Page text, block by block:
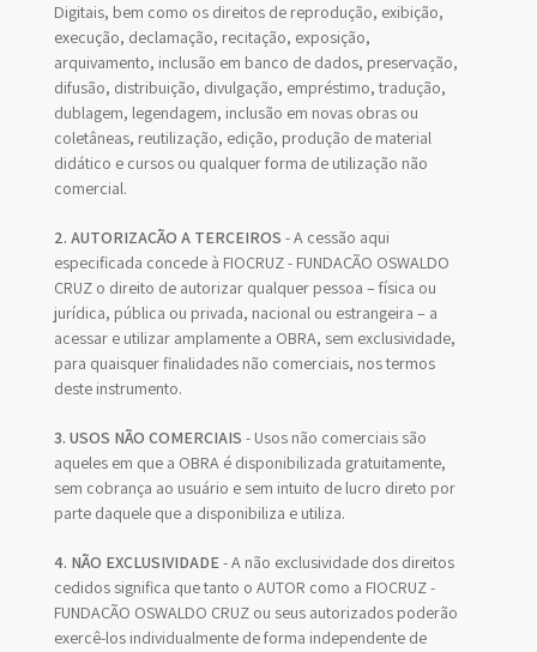
Digitais, bem como os direitos de reprodução, exibição,
execução, declamação, recitação, exposição,
arquivamento, inclusão em banco de dados, preservação,
difusão, distribuição, divulgação, empréstimo, tradução,
dublagem, legendagem, inclusão em novas obras ou
coletâneas, reutilização, edição, produção de material
didático e cursos ou qualquer forma de utilização não
comercial.
2. AUTORIZAÇÃO A TERCEIROS - A cessão aqui
especificada concede à FIOCRUZ - FUNDAÇÃO OSWALDO
CRUZ o direito de autorizar qualquer pessoa – física ou
jurídica, pública ou privada, nacional ou estrangeira – a
acessar e utilizar amplamente a OBRA, sem exclusividade,
para quaisquer finalidades não comerciais, nos termos
deste instrumento.
3. USOS NÃO COMERCIAIS - Usos não comerciais são
aqueles em que a OBRA é disponibilizada gratuitamente,
sem cobrança ao usuário e sem intuito de lucro direto por
parte daquele que a disponibiliza e utiliza.
4. NÃO EXCLUSIVIDADE- A não exclusividade dos direitos
cedidos significa que tanto o AUTOR como a FIOCRUZ -
FUNDAÇÃO OSWALDO CRUZ ou seus autorizados poderão
exercê-los individualmente de forma independente de